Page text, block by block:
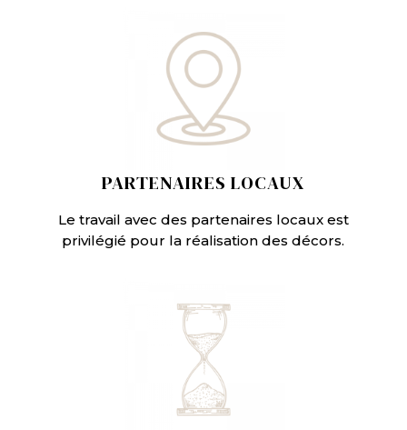
PARTENAIRES LOCAUX
Le travail avec des partenaires locaux est
privilégié pour la réalisation des décors.